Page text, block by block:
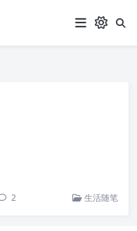
2 生活随笔